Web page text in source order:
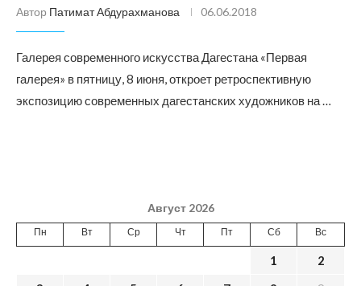
Автор Патимат Абдурахманова 06.06.2018
Галерея современного искусства Дагестана «Первая
галерея» в пятницу, 8 июня, откроет ретроспективную
экспозицию современных дагестанских художников на …
Август 2026
Пн Вт Ср Чт Пт Сб Вс
1
2